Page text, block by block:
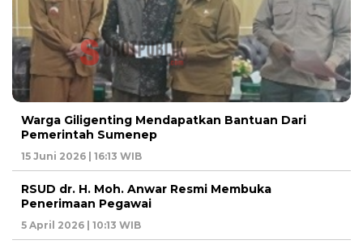
Warga Giligenting Mendapatkan Bantuan Dari
Pemerintah Sumenep
15 Juni 2026 | 16:13 WIB
RSUD dr. H. Moh. Anwar Resmi Membuka
Penerimaan Pegawai
5 April 2026 | 10:13 WIB